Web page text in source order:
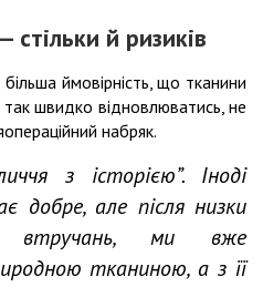
стільки й ризиків
ймовірність, що тканини
швидко відновлюватись, не
набряк.
з історією”. Іноді
добре, але після низки
втручань, ми вже
тканиною, а з її